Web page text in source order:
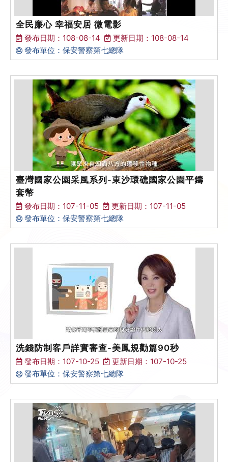
全民廉心 幸福安居 微電影
發布日期：108-08-14
更新日期：108-08-14
發布單位：保安警察第七總隊
臺灣國家公園采風系列-東沙環礁國家公園平鑄
套幣
發布日期：107-11-05
更新日期：107-11-05
發布單位：保安警察第七總隊
洗錢防制客戶詳實審查-美鳳規勸篇90秒
發布日期：107-10-25
更新日期：107-10-25
發布單位：保安警察第七總隊